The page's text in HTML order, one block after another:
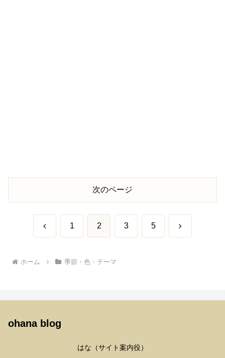
次のページ
前 1 2 3 5 次
ホーム 季節・色・テーマ
ohana blog
はな（サイト案内役）